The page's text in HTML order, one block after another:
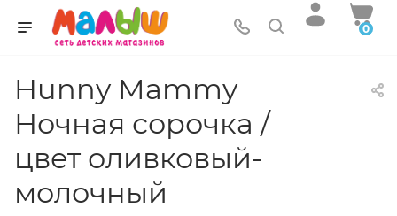
0
Hunny Mammy
Ночная сорочка /
цвет оливковый-
молочный